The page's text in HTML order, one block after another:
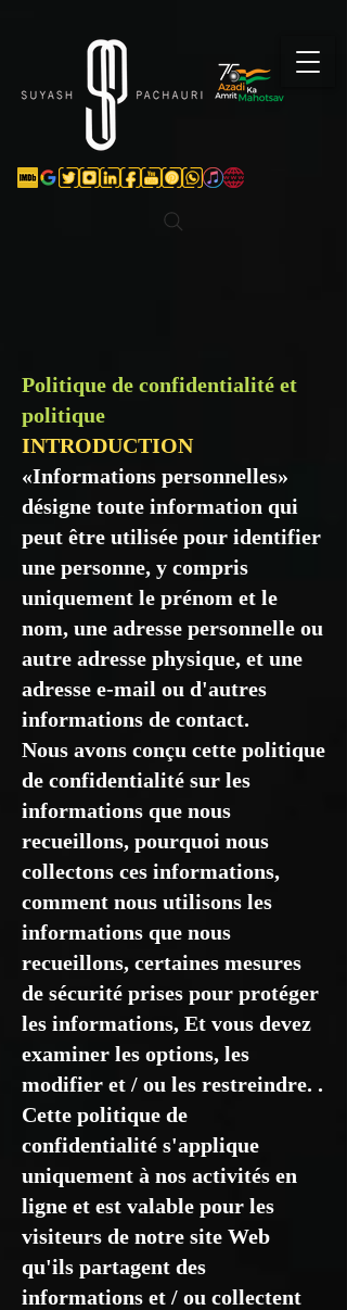
Politique de confidentialité et
politique
INTRODUCTION
«Informations personnelles»
désigne toute information qui
peut être utilisée pour identifier
une personne, y compris
uniquement le prénom et le
nom, une adresse personnelle ou
autre adresse physique, et une
adresse e-mail ou d'autres
informations de contact.
Nous avons conçu cette politique
de confidentialité sur les
informations que nous
recueillons, pourquoi nous
collectons ces informations,
comment nous utilisons les
informations que nous
recueillons, certaines mesures
de sécurité prises pour protéger
les informations, Et vous devez
examiner les options, les
modifier et / ou les restreindre. .
Cette politique de
confidentialité s'applique
uniquement à nos activités en
ligne et est valable pour les
visiteurs de notre site Web
qu'ils partagent des
informations et / ou collectent